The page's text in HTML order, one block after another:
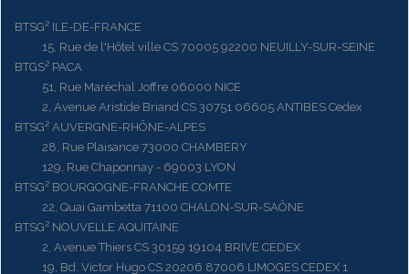
BTSG² ILE-DE-FRANCE
15, Rue de l'Hôtel ville CS 70005 92200 NEUILLY-SUR-SEINE
BTGS² PACA
51, Rue Maréchal Joffre 06000 NICE
2, Avenue Aristide Briand CS 30751 06605 ANTIBES Cedex
BTSG² AUVERGNE-RHÔNE-ALPES
28, Rue Plaisance 73000 CHAMBERY
129, Rue Chaponnay - 69003 LYON
BTSG² BOURGOGNE-FRANCHE COMTE
22, Quai Gambetta 71100 CHALON-SUR-SAÔNE
BTSG² NOUVELLE AQUITAINE
2, Avenue Thiers CS 30159 19104 BRIVE CEDEX
19, Bd. Victor Hugo CS 20206 87006 LIMOGES CEDEX 1